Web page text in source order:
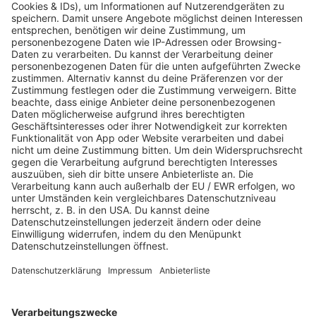
Jetzt abspielen
Es läuft:
GLOCKENBACH & CLOCKCLOCK mit
BROOKLYN